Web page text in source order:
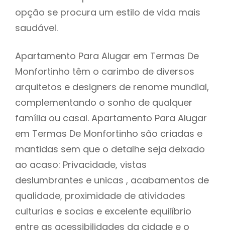
opção se procura um estilo de vida mais
saudável.
Apartamento Para Alugar em Termas De
Monfortinho têm o carimbo de diversos
arquitetos e designers de renome mundial,
complementando o sonho de qualquer
família ou casal. Apartamento Para Alugar
em Termas De Monfortinho são criadas e
mantidas sem que o detalhe seja deixado
ao acaso: Privacidade, vistas
deslumbrantes e unicas , acabamentos de
qualidade, proximidade de atividades
culturias e socias e excelente equilíbrio
entre as acessibilidades da cidade e o